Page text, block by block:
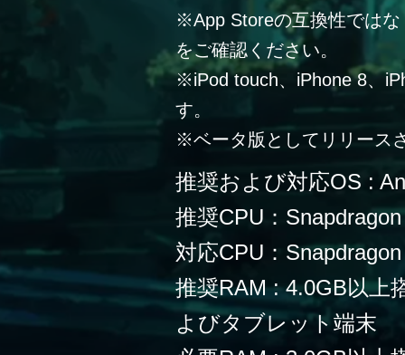
※App Storeの互換性では
をご確認ください。
※iPod touch、iPhone 8、
す。
※ベータ版としてリリース
推奨および対応OS :
推奨CPU：
対応CPU：
推奨RAM : 4.0GB以上
よびタブレット端末